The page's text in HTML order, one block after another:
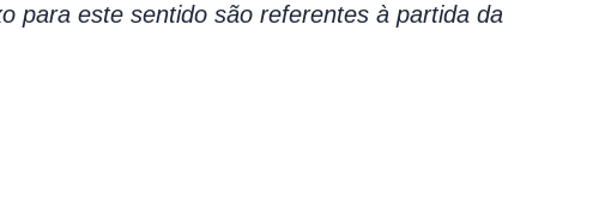
para este sentido são referentes à partida da